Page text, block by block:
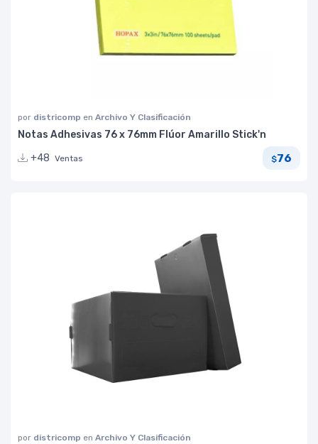
por districomp en Archivo Y Clasificación
Notas Adhesivas 76 x 76mm Flúor Amarillo Stick'n
+48 Ventas $76
por districomp en Archivo Y Clasificación